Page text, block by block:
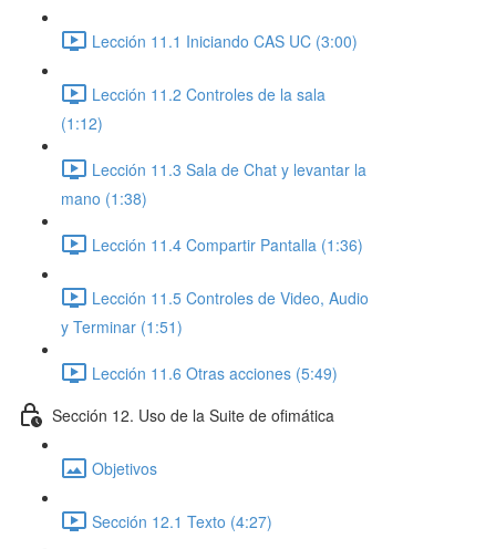
Lección 11.1 Iniciando CAS UC (3:00)
Lección 11.2 Controles de la sala
(1:12)
Lección 11.3 Sala de Chat y levantar la
mano (1:38)
Lección 11.4 Compartir Pantalla (1:36)
Lección 11.5 Controles de Video, Audio
y Terminar (1:51)
Lección 11.6 Otras acciones (5:49)
Sección 12. Uso de la Suite de ofimática
Objetivos
Sección 12.1 Texto (4:27)